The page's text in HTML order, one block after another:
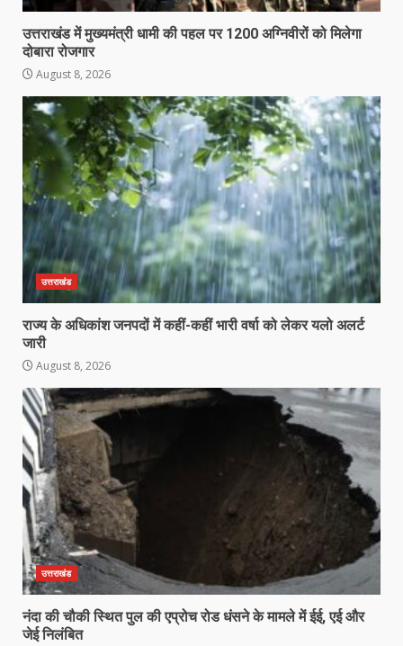
उत्तराखंड में मुख्यमंत्री धामी की पहल पर 1200 अग्निवीरों को मिलेगा
दोबारा रोजगार
August 8, 2026
उत्तराखंड
राज्य के अधिकांश जनपदों में कहीं-कहीं भारी वर्षा को लेकर यलो अलर्ट
जारी
August 8, 2026
उत्तराखंड
नंदा की चौकी स्थित पुल की एप्रोच रोड धंसने के मामले में ईई, एई और
जेई निलंबित